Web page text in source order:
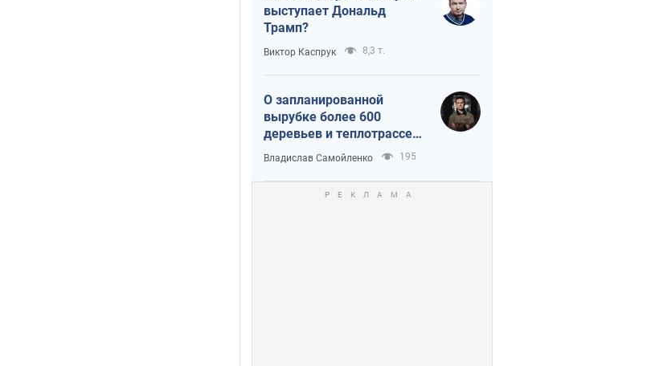
выступает Дональд
Трамп?
Виктор Каспрук 8,3 т.
О запланированной
вырубке более 600
деревьев и теплотрассе:
что происходит на
Теремках в Киеве
Владислав Самойленко 195